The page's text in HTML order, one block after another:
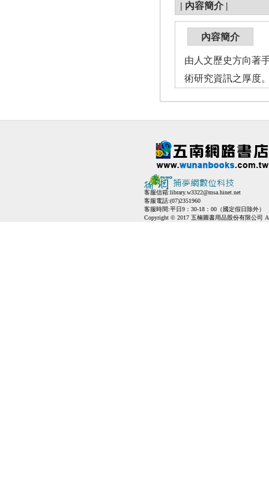
| 內容簡介 |
內容簡介
由人文歷史方向著
術研究資訊之厚度
客服信箱:library.w3322@msa.hinet.net
客服電話:(07)2351960
客服時間:平日9：30-18：00（國定假日除外）
Copyright © 2017 五楠圖書用品股份有限公司